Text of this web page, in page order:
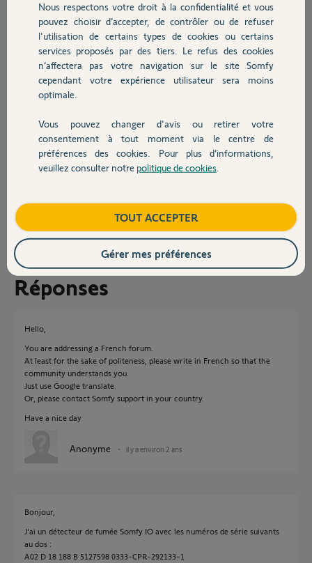
Chauffage
Autres produits
Devis avec un pro
Contact
However, I believe that the sensor was not reset because the led
didn't start to blink indefinitely. I tried to add it to Tahoma but on web
page it said that the sensor was not found.
My question: how can I hardware reset somehow this sensor
because it seems the option with 6 beeps is not working.
Also, while adding in Tahoma it says I need to press the test button
more than 5 seconds until the led reacts - but in what way it reacts?
Other than that, the smoke detector seems to be operational since
the test led blinks once each 60 seconds signaling it is healthy.
Merci,
Réponses
Hello,
You are addressing a French forum.
At least for the sake of politeness, please write in French so that the
community understands you.
Just use Google translate.
Or, please contact Somfy support in your country.
Have a nice day
Anonyme il y a environ 2 ans
Bonjour,
J'ai un détecteur de fumée Somfy IO avec les numéros de série suivants
au dos :
A02 D 18 188 B 5127598 0333-CPR-292133-1
Nous respectons votre droit à la confidentialité et vous
pouvez choisir d’accepter, de contrôler ou de refuser
l'utilisation de certains types de cookies ou certains
services proposés par des tiers. Le refus des cookies
n’affectera pas votre navigation sur le site Somfy
cependant votre expérience utilisateur sera moins
optimale.
Vous pouvez changer d'avis ou retirer votre
consentement à tout moment via le centre de
préférences des cookies. Pour plus d’informations,
veuillez consulter notre politique de cookies
TOUT ACCEPTER
Gérer mes préférences